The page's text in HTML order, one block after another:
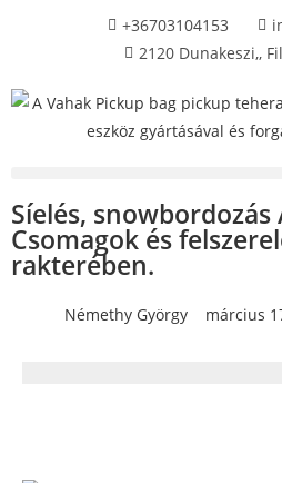
+36703104153
2120 Dunakeszi,,
Síelés,
Csomagok és
rakterében.
Némethy György március